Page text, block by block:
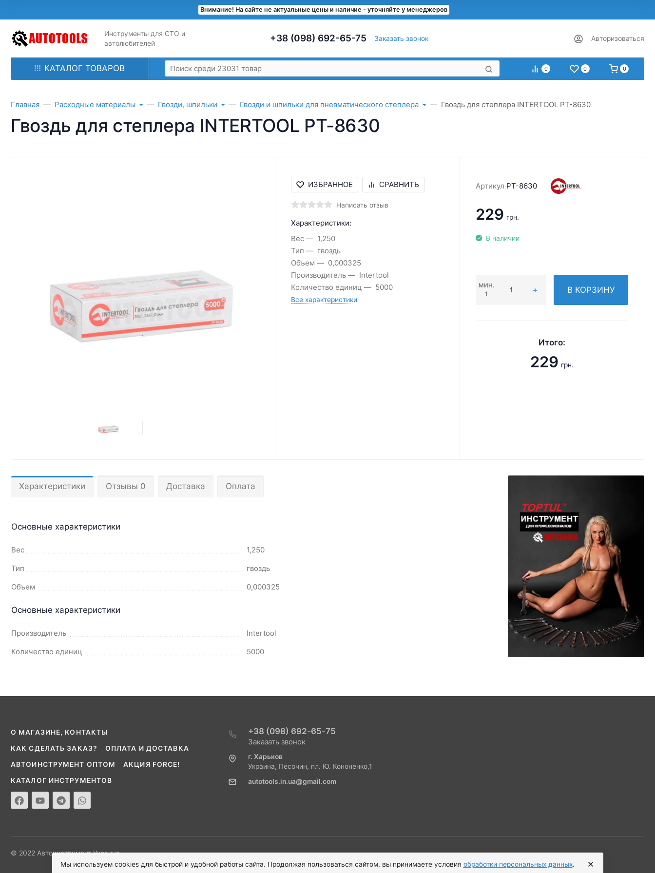
Внимание! На сайте не актуальные цены и наличие - уточняйте у менеджеров
Инструменты для СТО и
автолюбителей
+38 (098) 692-65-75 Заказать звонок Авторизоваться
КАТАЛОГ ТОВАРОВ 0 0 0
Главная Расходные материалы Гвозди, шпильки Гвозди и шпильки для пневматического степлера Гвоздь для степлера INTERTOOL PT-8630
Гвоздь для степлера INTERTOOL PT-8630
ИЗБРАННОЕ СРАВНИТЬ
Написать отзыв
Характеристики:
Вес
1,250
Тип
гвоздь
Объем
0,000325
Производитель
Intertool
Количество единиц
5000
Все характеристики
Артикул PT-8630
229 грн.
В наличии
МИН.
1
В КОРЗИНУ
Итого:
229 грн.
Характеристики Отзывы 0 Доставка Оплата
Основные характеристики
Вес
1,250
Тип
гвоздь
Объем
0,000325
Основные характеристики
Производитель
Intertool
Количество единиц
5000
О МАГАЗИНЕ, КОНТАКТЫ
КАК СДЕЛАТЬ ЗАКАЗ? ОПЛАТА И ДОСТАВКА
АВТОИНСТРУМЕНТ ОПТОМ АКЦИЯ FORCE!
КАТАЛОГ ИНСТРУМЕНТОВ
+38 (098) 692-65-75
Заказать звонок
г. Харьков
Украина, Песочин, пл. Ю. Кононенко,1
autotools.in.ua@gmail.com
© 2022 Автоинструмент Украина
Мы используем cookies для быстрой и удобной работы сайта. Продолжая пользоваться сайтом, вы принимаете условия обработки персональных данных.